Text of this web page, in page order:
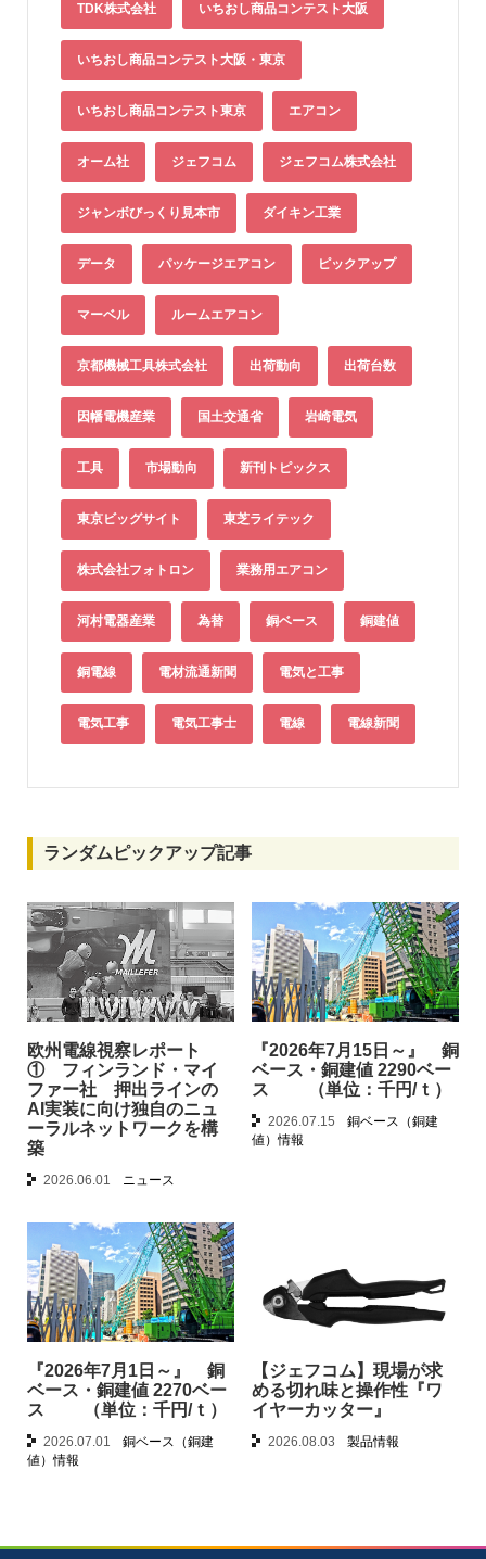
TDK株式会社 いちおし商品コンテスト大阪
いちおし商品コンテスト大阪・東京
いちおし商品コンテスト東京 エアコン
オーム社 ジェフコム ジェフコム株式会社
ジャンボびっくり見本市 ダイキン工業
データ パッケージエアコン ピックアップ
マーベル ルームエアコン
京都機械工具株式会社 出荷動向 出荷台数
因幡電機産業 国土交通省 岩崎電気
工具 市場動向 新刊トピックス
東京ビッグサイト 東芝ライテック
株式会社フォトロン 業務用エアコン
河村電器産業 為替 銅ベース 銅建値
銅電線 電材流通新聞 電気と工事
電気工事 電気工事士 電線 電線新聞
ランダムピックアップ記事
欧州電線視察レポート
① フィンランド・マイ
ファー社 押出ラインの
AI実装に向け独自のニュ
ーラルネットワークを構
築
2026.06.01 ニュース
『2026年7月15日～』 銅
ベース・銅建値 2290ベー
ス （単位：千円/ｔ）
2026.07.15
銅ベース（銅建
値）情報
『2026年7月1日～』 銅
ベース・銅建値 2270ベー
ス （単位：千円/ｔ）
2026.07.01
銅ベース（銅建
値）情報
【ジェフコム】現場が求
める切れ味と操作性『ワ
イヤーカッター』
2026.08.03 製品情報